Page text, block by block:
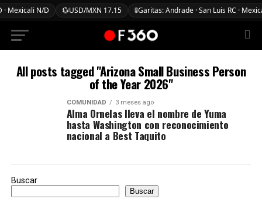
· Mexicali N/D 💱USD/MXN 17.15 🚦Garitas: Andrade · San Luis RC ·
All posts tagged "Arizona Small Business Person
of the Year 2026"
COMUNIDAD 3 meses ago
Alma Ornelas lleva el nombre de Yuma
hasta Washington con reconocimiento
nacional a Best Taquito
Buscar
Buscar